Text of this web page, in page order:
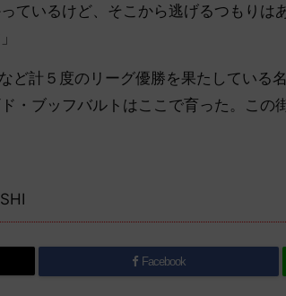
ているけど、そこから逃げるつもりは
計５度のリーグ優勝を果たしている
・ブッフバルトはここで育った。この
Facebook